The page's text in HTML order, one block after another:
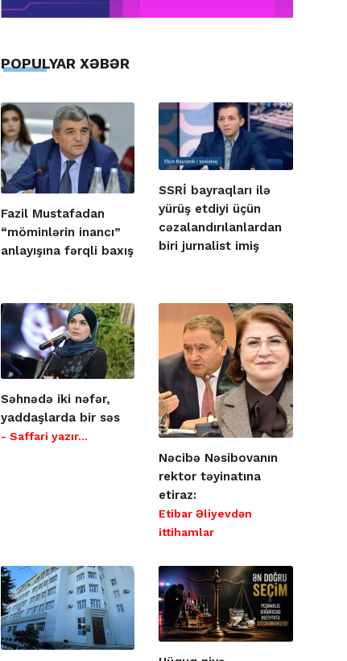
POPULYAR XƏBƏR
Fazil Mustafadan
“möminlərin inancı”
anlayışına fərqli baxış
SSRİ bayraqları ilə
yürüş etdiyi üçün
cəzalandırılanlardan
biri jurnalist imiş
Səhnədə iki nəfər,
yaddaşlarda bir səs
- Saffari yazır…
Nəcibə Nəsibovanın
rektor təyinatına
etiraz:
Etibar Əliyevdən
ittihamlar